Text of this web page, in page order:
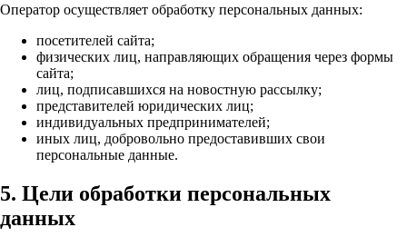
Оператор осуществляет обработку персональных данных:
посетителей сайта;
физических лиц, направляющих обращения через формы
сайта;
лиц, подписавшихся на новостную рассылку;
представителей юридических лиц;
индивидуальных предпринимателей;
иных лиц, добровольно предоставивших свои
персональные данные.
5. Цели обработки персональных
данных